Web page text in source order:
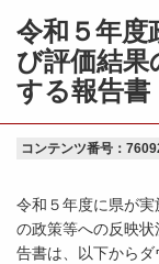
令和５年度
び評価結果
する報告書
コンテンツ番号：
令和５年度に県が
の政策等への反映
告書は、以下からダ